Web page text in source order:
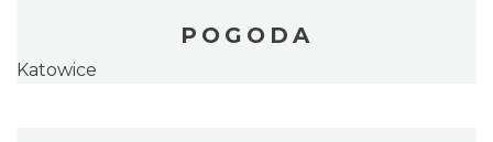
POGODA
Katowice